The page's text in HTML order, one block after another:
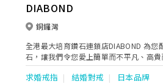
DIABOND
銅鑼灣
全港最大培育鑽石連鎖店DIABOND 為您
石，讓我們令您愛上簡單而不平凡、高
飾。優雅、精緻、新穎！公司成立於
店。
求婚戒指 結婚對戒 日本品牌